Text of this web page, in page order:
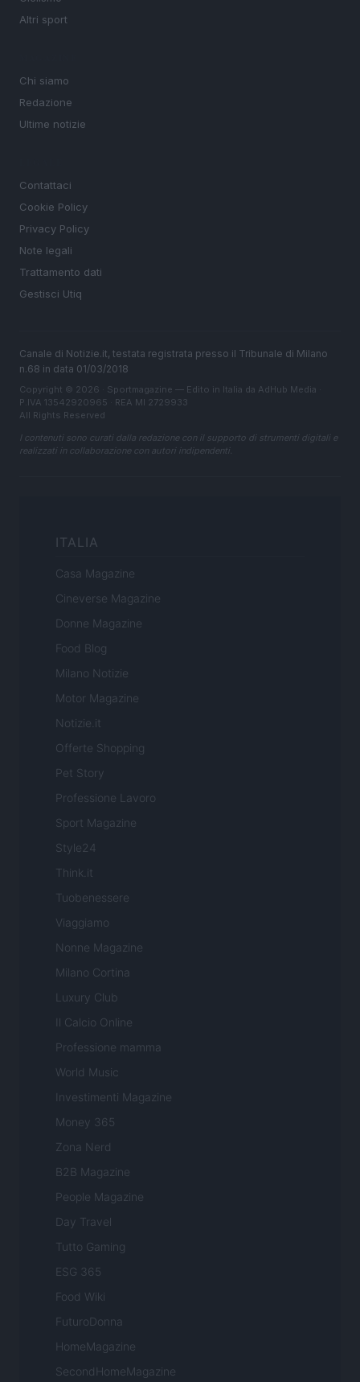
Altri sport
Chi siamo
Redazione
Ultime notizie
Contattaci
Cookie Policy
Privacy Policy
Note legali
Trattamento dati
Gestisci Utiq
Canale di Notizie.it, testata registrata presso il Tribunale di Milano
n.68 in data 01/03/2018
Copyright © 2026 · Sportmagazine — Edito in Italia da AdHub Media
P.IVA 13542920965 · REA MI 2729933
All Rights Reserved
I contenuti sono curati dalla redazione con il supporto di strumenti digitali e
realizzati in collaborazione con autori indipendenti.
ITALIA
Casa Magazine
Cineverse Magazine
Donne Magazine
Food Blog
Milano Notizie
Motor Magazine
Notizie.it
Offerte Shopping
Pet Story
Professione Lavoro
Sport Magazine
Style24
Think.it
Tuobenessere
Viaggiamo
Nonne Magazine
Milano Cortina
Luxury Club
Il Calcio Online
Professione mamma
World Music
Investimenti Magazine
Money 365
Zona Nerd
B2B Magazine
People Magazine
Day Travel
Tutto Gaming
ESG 365
Food Wiki
FuturoDonna
HomeMagazine
SecondHomeMagazine